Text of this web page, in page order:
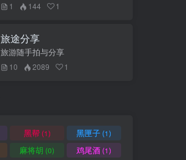
1 144 1
旅途分享
旅游随手拍与分享
10 2089 1
黑帮(1) 黑匣子(1)
麻将胡 (0) 鸡尾酒(1)